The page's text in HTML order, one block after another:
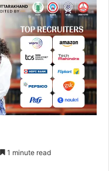
1 minute read